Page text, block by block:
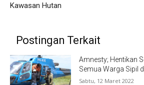
Kawasan Hutan
Postingan Terkait
Amnesty; Hentikan
Semua Warga Sipil
Sabtu, 12 Maret 2022